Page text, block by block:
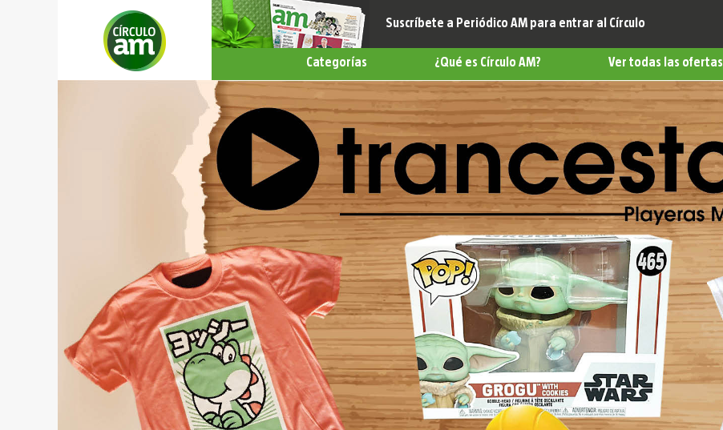
Suscríbete a Periódico AM para entrar al Círculo
Categorías
Todas
Hoteles
Salud y belleza
Gastronomía
Hogar y
Servicios
Entretenimiento
y Cultura
Estilo de Vida
¿Qué es Círculo AM? Ver todas las ofertas